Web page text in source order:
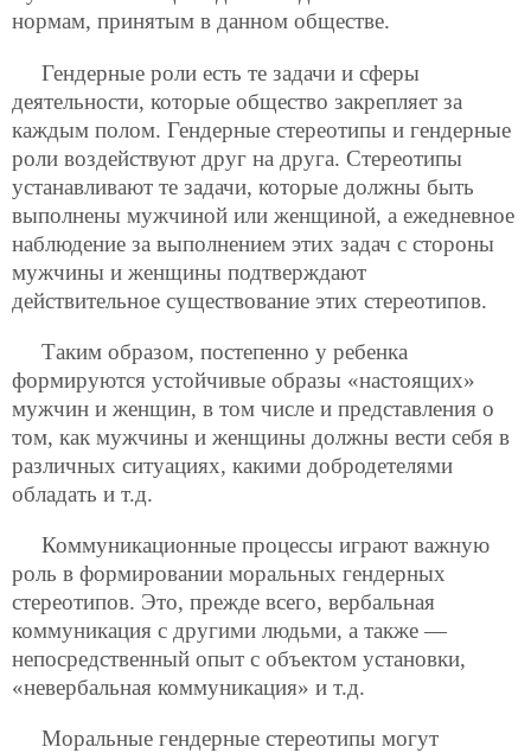
нормам, принятым в данном обществе.
Гендерные роли есть те задачи и сферы
деятельности, которые общество закрепляет за
каждым полом. Гендерные стереотипы и гендерные
роли воздействуют друг на друга. Стереотипы
устанавливают те задачи, которые должны быть
выполнены мужчиной или женщиной, а ежедневное
наблюдение за выполнением этих задач с стороны
мужчины и женщины подтверждают
действительное существование этих стереотипов.
Таким образом, постепенно у ребенка
формируются устойчивые образы «настоящих»
мужчин и женщин, в том числе и представления о
том, как мужчины и женщины должны вести себя в
различных ситуациях, какими добродетелями
обладать и т.д.
Коммуникационные процессы играют важную
роль в формировании моральных гендерных
стереотипов. Это, прежде всего, вербальная
коммуникация с другими людьми, а также —
непосредственный опыт с объектом установки,
«невербальная коммуникация» и т.д.
Моральные гендерные стереотипы могут